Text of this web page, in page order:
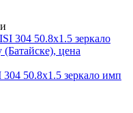
50.8x1.5 зеркало имп